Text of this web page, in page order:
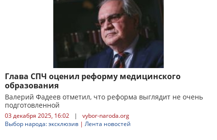
Глава СПЧ оценил реформу медицинского
образования
Валерий Фадеев отметил, что реформа выглядит не очень
подготовленной
03 декабря 2025, 16:02 |
vybor-naroda.org
Выбор народа: эксклюзив | Лента новостей